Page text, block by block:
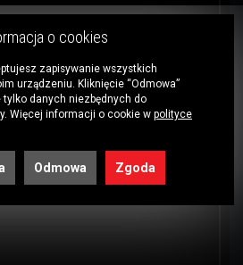
o cookies
zapisywanie wszystkich
urządzeniu. Kliknięcie “Odmowa”
danych niezbędnych do
Więcej informacji o cookie w polityce
Odmowa Zgoda